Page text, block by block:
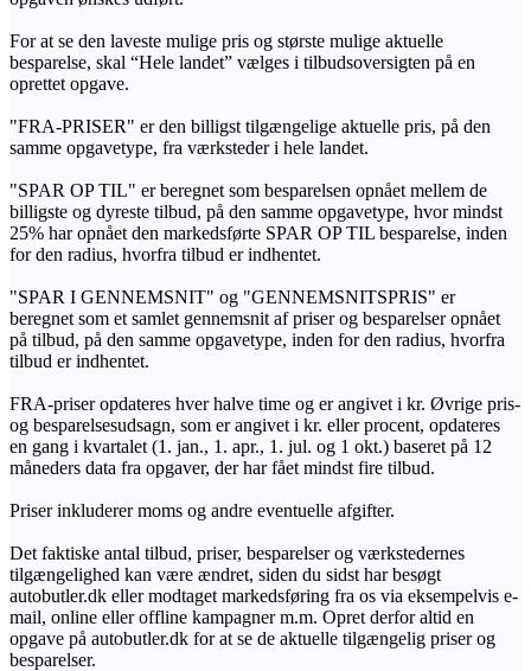
For at se den laveste mulige pris og største mulige aktuelle
besparelse, skal “Hele landet” vælges i tilbudsoversigten på en
oprettet opgave.
"FRA-PRISER" er den billigst tilgængelige aktuelle pris, på den
samme opgavetype, fra værksteder i hele landet.
"SPAR OP TIL" er beregnet som besparelsen opnået mellem de
billigste og dyreste tilbud, på den samme opgavetype, hvor mindst
25% har opnået den markedsførte SPAR OP TIL besparelse, inden
for den radius, hvorfra tilbud er indhentet.
"SPAR I GENNEMSNIT" og "GENNEMSNITSPRIS" er
beregnet som et samlet gennemsnit af priser og besparelser opnået
på tilbud, på den samme opgavetype, inden for den radius, hvorfra
tilbud er indhentet.
FRA-priser opdateres hver halve time og er angivet i kr. Øvrige pris-
og besparelsesudsagn, som er angivet i kr. eller procent, opdateres
en gang i kvartalet (1. jan., 1. apr., 1. jul. og 1 okt.) baseret på 12
måneders data fra opgaver, der har fået mindst fire tilbud.
Priser inkluderer moms og andre eventuelle afgifter.
Det faktiske antal tilbud, priser, besparelser og værkstedernes
tilgængelighed kan være ændret, siden du sidst har besøgt
autobutler.dk eller modtaget markedsføring fra os via eksempelvis e-
mail, online eller offline kampagner m.m. Opret derfor altid en
opgave på autobutler.dk for at se de aktuelle tilgængelig priser og
besparelser.